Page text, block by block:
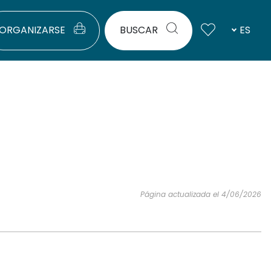
BUSCAR ES
Página actualizada el 4/06/2026